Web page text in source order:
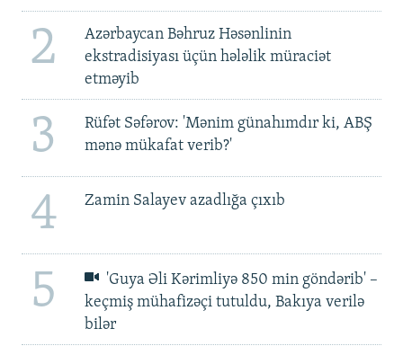
2
Azərbaycan Bəhruz Həsənlinin
ekstradisiyası üçün hələlik müraciət
etməyib
3
Rüfət Səfərov: 'Mənim günahımdır ki, ABŞ
mənə mükafat verib?'
4 Zamin Salayev azadlığa çıxıb
5
'Guya Əli Kərimliyə 850 min göndərib' –
keçmiş mühafizəçi tutuldu, Bakıya verilə
bilər